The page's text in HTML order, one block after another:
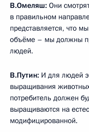
В.Омеляш: Они
в правильном
представляется, что
объёме – мы должны
людей.
В.Путин: И для людей
выращивания
потребитель должен
выращиваются на
модифицированной.